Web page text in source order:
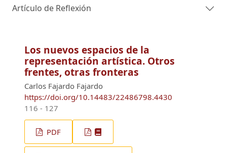
Artículo de Reflexión
Los nuevos espacios de la
representación artística. Otros
frentes, otras fronteras
Carlos Fajardo Fajardo
https://doi.org/10.14483/22486798.4430
116 - 127
PDF